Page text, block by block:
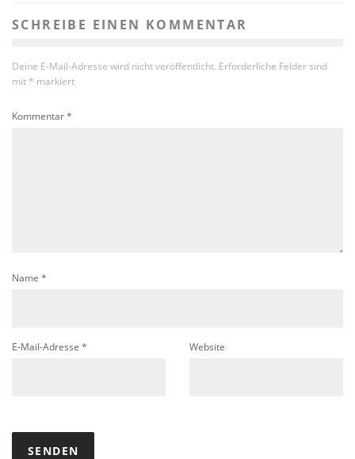
SCHREIBE EINEN KOMMENTAR
Deine E-Mail-Adresse wird nicht veröffentlicht. Erforderliche Felder sind
mit * markiert
Kommentar*
Name *
E-Mail-Adresse * Website